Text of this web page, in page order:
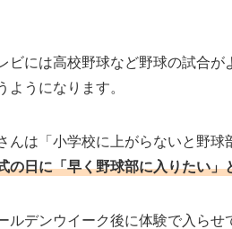
ビには高校野球など野球の試合
ようになります。
んは「小学校に上がらないと野
の日に「早く野球部に入りたい」
ルデンウイーク後に体験で入ら